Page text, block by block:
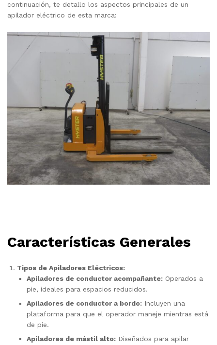
continuación, te detallo los aspectos principales de un
apilador eléctrico de esta marca:
Características Generales
Tipos de Apiladores Eléctricos:
Apiladores de conductor acompañante: Operados a
pie, ideales para espacios reducidos.
Apiladores de conductor a bordo: Incluyen una
plataforma para que el operador maneje mientras está
de pie.
Apiladores de mástil alto: Diseñados para apilar